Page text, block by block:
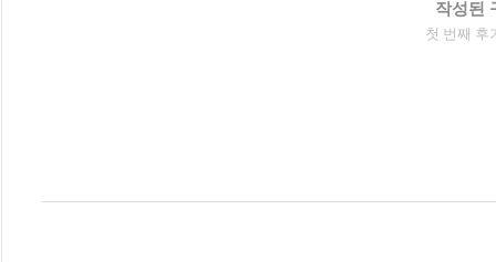
작성된
첫 번째 후